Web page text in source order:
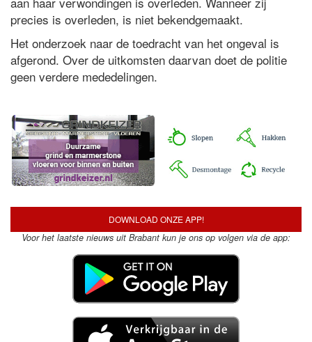
precies is overleden, is niet bekendgemaakt.
Het onderzoek naar de toedracht van het ongeval is
afgerond. Over de uitkomsten daarvan doet de politie
geen verdere mededelingen.
DOWNLOAD ONZE APP!
Voor het laatste nieuws uit Brabant kun je ons op volgen via de app: